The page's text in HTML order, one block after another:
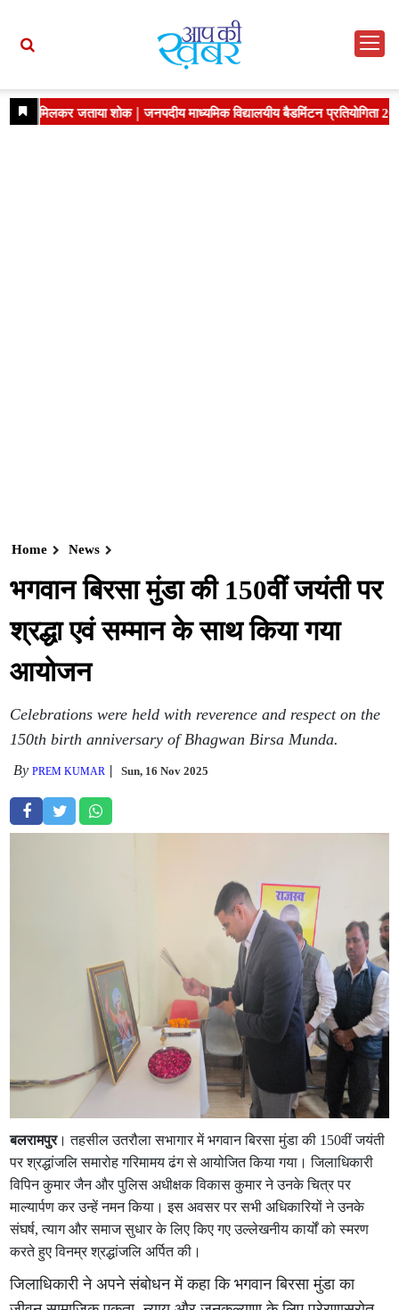
Home News
भगवान बिरसा मुंडा की 150वीं जयंती पर
श्रद्धा एवं सम्मान के साथ किया गया
आयोजन
Celebrations were held with reverence and respect on the
150th birth anniversary of Bhagwan Birsa Munda.
ByPREM KUMAR Sun, 16 Nov 2025
बलरामपुर। तहसील उतरौला सभागार में भगवान बिरसा मुंडा की 150वीं जयंती
पर श्रद्धांजलि समारोह गरिमामय ढंग से आयोजित किया गया। जिलाधिकारी
विपिन कुमार जैन और पुलिस अधीक्षक विकास कुमार ने उनके चित्र पर
माल्यार्पण कर उन्हें नमन किया। इस अवसर पर सभी अधिकारियों ने उनके
संघर्ष, त्याग और समाज सुधार के लिए किए गए उल्लेखनीय कार्यों को स्मरण
करते हुए विनम्र श्रद्धांजलि अर्पित की।
जिलाधिकारी ने अपने संबोधन में कहा कि भगवान बिरसा मुंडा का